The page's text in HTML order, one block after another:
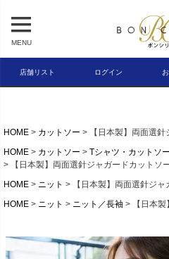
MENU
店舗リスト ログイン
検索
HOME カットソー
【日本製】両面選
HOME
カットソー
Tシャツ・カットソ
【日本製】両面選針ジャガードカットソ
HOME
ニット
【日本製】両面選針ジ
HOME
ニット ニット／長袖 【日本